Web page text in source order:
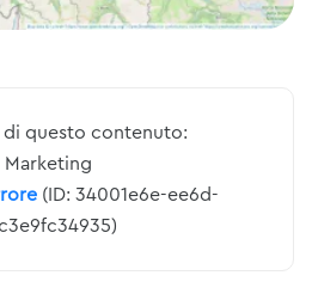
di questo contenuto:
Marketing
(ID: 34001e6e-ee6d-